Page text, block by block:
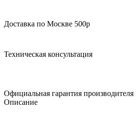
Доставка по Москве 500р
Техническая консультация
Официальная гарантия производителя
Описание